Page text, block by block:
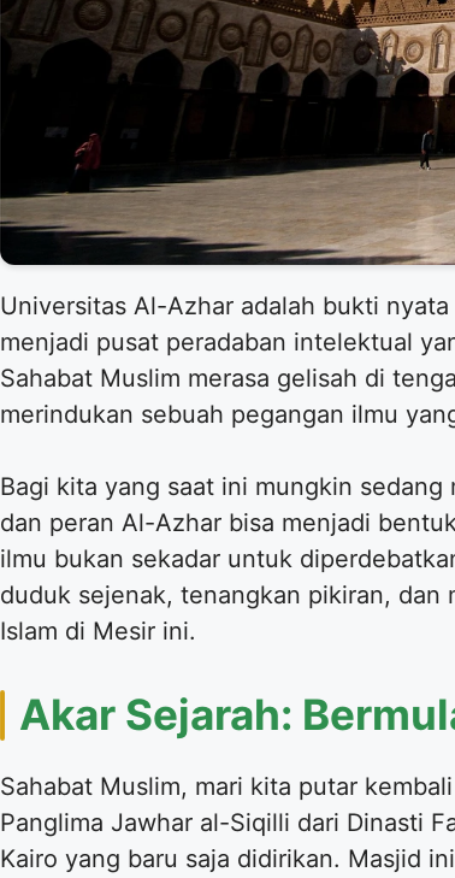
Universitas Al-Azhar adalah bukti
menjadi pusat peradaban intelektual
Sahabat Muslim merasa gelisah di
merindukan sebuah pegangan ilmu
Bagi kita yang saat ini mungkin
dan peran Al-Azhar bisa menjadi
ilmu bukan sekadar untuk
duduk sejenak, tenangkan pikiran,
Islam di Mesir ini.
Akar Sejarah:
Sahabat Muslim, mari kita putar
Panglima Jawhar al-Siqilli dari Dinasti
Kairo yang baru saja didirikan. Masjid